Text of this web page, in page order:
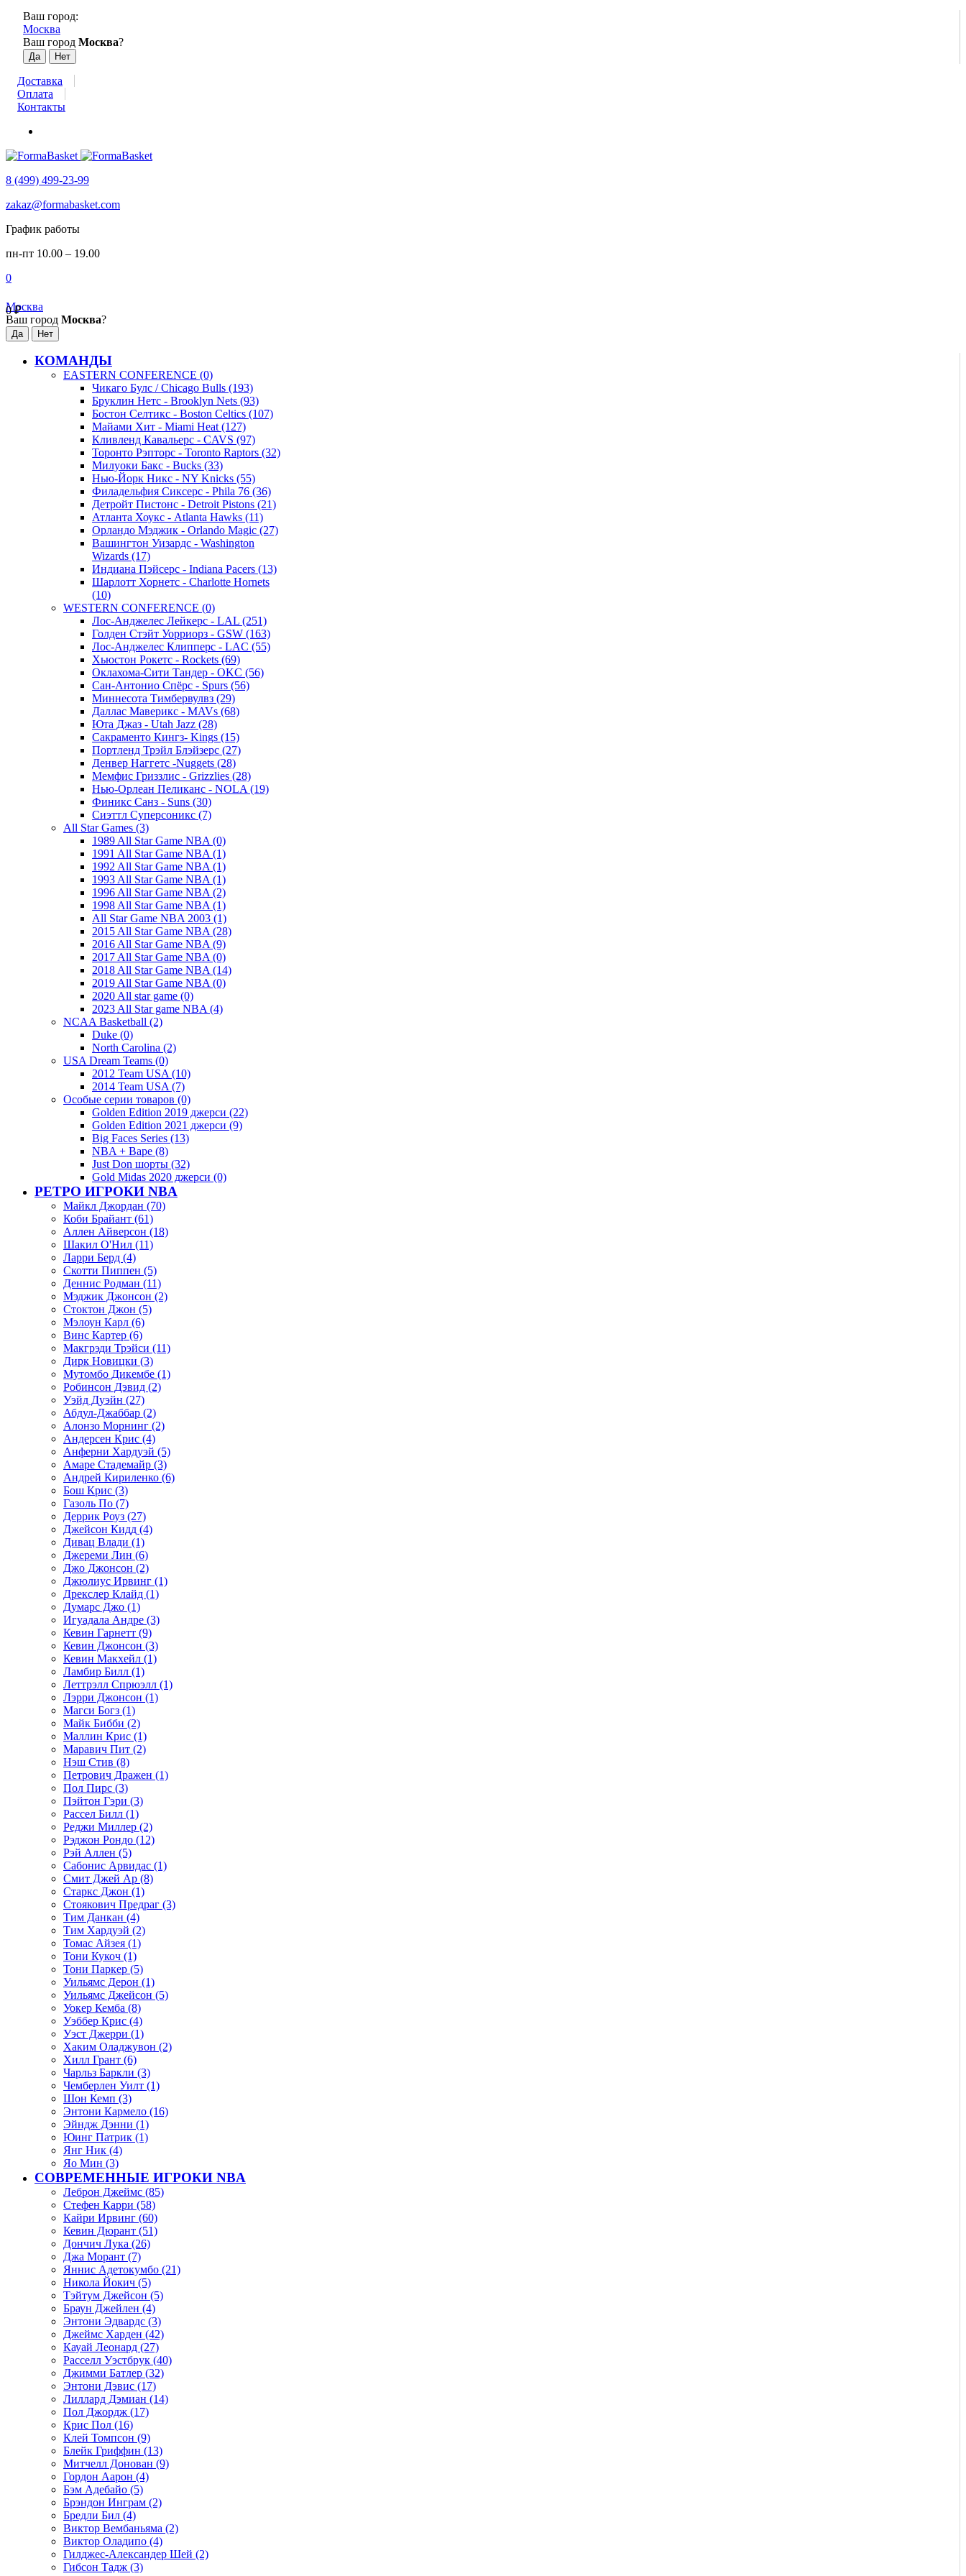
Ваш город:
Москва
Ваш город Москва?
Доставка
Оплата
Контакты
8 (499) 499-23-99
zakaz@formabasket.com
График работы
пн-пт 10.00 – 19.00
0
0₽
Москва
Ваш город Москва?
КОМАНДЫ
EASTERN CONFERENCE (0)
Чикаго Булс / Chicago Bulls (193)
Бруклин Нетс - Brooklyn Nets (93)
Бостон Селтикс - Boston Celtics (107)
Майами Хит - Miami Heat (127)
Кливленд Кавальерс - CAVS (97)
Торонто Рэпторс - Toronto Raptors (32)
Милуоки Бакс - Bucks (33)
Нью-Йорк Никс - NY Knicks (55)
Филадельфия Сиксерс - Phila 76 (36)
Детройт Пистонс - Detroit Pistons (21)
Атланта Хоукс - Atlanta Hawks (11)
Орландо Мэджик - Orlando Magic (27)
Вашингтон Уизардс - Washington
Wizards (17)
Индиана Пэйсерс - Indiana Pacers (13)
Шарлотт Хорнетс - Charlotte Hornets
(10)
WESTERN CONFERENCE (0)
Лос-Анджелес Лейкерс - LAL (251)
Голден Стэйт Уорриорз - GSW (163)
Лос-Анджелес Клипперс - LAC (55)
Хьюстон Рокетс - Rockets (69)
Оклахома-Сити Тандер - OKC (56)
Сан-Антонио Спёрс - Spurs (56)
Миннесота Тимбервулвз (29)
Даллас Маверикс - MAVs (68)
Юта Джаз - Utah Jazz (28)
Сакраменто Кингз- Kings (15)
Портленд Трэйл Блэйзерс (27)
Денвер Наггетс -Nuggets (28)
Мемфис Гриззлис - Grizzlies (28)
Нью-Орлеан Пеликанс - NOLA (19)
Финикс Санз - Suns (30)
Сиэттл Суперсоникс (7)
All Star Games (3)
1989 All Star Game NBA (0)
1991 All Star Game NBA (1)
1992 All Star Game NBA (1)
1993 All Star Game NBA (1)
1996 All Star Game NBA (2)
1998 All Star Game NBA (1)
All Star Game NBA 2003 (1)
2015 All Star Game NBA (28)
2016 All Star Game NBA (9)
2017 All Star Game NBA (0)
2018 All Star Game NBA (14)
2019 All Star Game NBA (0)
2020 All star game (0)
2023 All Star game NBA (4)
NCAA Basketball (2)
Duke (0)
North Carolina (2)
USA Dream Teams (0)
2012 Team USA (10)
2014 Team USA (7)
Особые серии товаров (0)
Golden Edition 2019 джерси (22)
Golden Edition 2021 джерси (9)
Big Faces Series (13)
NBA + Bape (8)
Just Don шорты (32)
Gold Midas 2020 джерси (0)
РЕТРО ИГРОКИ NBA
Майкл Джордан (70)
Коби Брайант (61)
Аллен Айверсон (18)
Шакил О'Нил (11)
Ларри Берд (4)
Скотти Пиппен (5)
Деннис Родман (11)
Мэджик Джонсон (2)
Стоктон Джон (5)
Мэлоун Карл (6)
Винс Картер (6)
Макгрэди Трэйси (11)
Дирк Новицки (3)
Мутомбо Дикембе (1)
Робинсон Дэвид (2)
Уэйд Дуэйн (27)
Абдул-Джаббар (2)
Алонзо Морнинг (2)
Андерсен Крис (4)
Анферни Xардуэй (5)
Амаре Стадемайр (3)
Андрей Кириленко (6)
Бош Крис (3)
Газоль По (7)
Деррик Роуз (27)
Джейсон Кидд (4)
Дивац Влади (1)
Джереми Лин (6)
Джо Джонсон (2)
Джюлиус Ирвинг (1)
Дрекслер Клайд (1)
Думарс Джо (1)
Игуадала Андре (3)
Кевин Гарнетт (9)
Кевин Джонсон (3)
Кевин Макхейл (1)
Ламбир Билл (1)
Леттрэлл Спрюэлл (1)
Лэрри Джонсон (1)
Магси Богз (1)
Майк Бибби (2)
Маллин Крис (1)
Маравич Пит (2)
Нэш Стив (8)
Петрович Дражен (1)
Пол Пирс (3)
Пэйтон Гэри (3)
Рассел Билл (1)
Реджи Миллер (2)
Рэджон Рондо (12)
Рэй Аллен (5)
Сабонис Арвидас (1)
Смит Джей Ар (8)
Старкс Джон (1)
Стоякович Предраг (3)
Тим Данкан (4)
Тим Хардуэй (2)
Томас Айзея (1)
Тони Кукоч (1)
Тони Паркер (5)
Уильямс Дерон (1)
Уильямс Джейсон (5)
Уокер Кемба (8)
Уэббер Крис (4)
Уэст Джерри (1)
Хаким Оладжувон (2)
Хилл Грант (6)
Чарльз Баркли (3)
Чемберлен Уилт (1)
Шон Кемп (3)
Энтони Кармело (16)
Эйндж Дэнни (1)
Юинг Патрик (1)
Янг Ник (4)
Яо Мин (3)
СОВРЕМЕННЫЕ ИГРОКИ NBA
Леброн Джеймс (85)
Стефен Карри (58)
Кайри Ирвинг (60)
Кевин Дюрант (51)
Дончич Лука (26)
Джа Морант (7)
Яннис Адетокумбо (21)
Никола Йокич (5)
Тэйтум Джейсон (5)
Браун Джейлен (4)
Энтони Эдвардс (3)
Джеймс Харден (42)
Кауай Леонард (27)
Расселл Уэстбрук (40)
Джимми Батлер (32)
Энтони Дэвис (17)
Лиллард Дэмиан (14)
Пол Джордж (17)
Крис Пол (16)
Клей Томпсон (9)
Блейк Гриффин (13)
Митчелл Донован (9)
Гордон Аарон (4)
Бэм Адебайо (5)
Брэндон Инграм (2)
Бредли Бил (4)
Виктор Вембаньяма (2)
Виктор Оладипо (4)
Гилджес-Александер Шей (2)
Гибсон Тадж (3)